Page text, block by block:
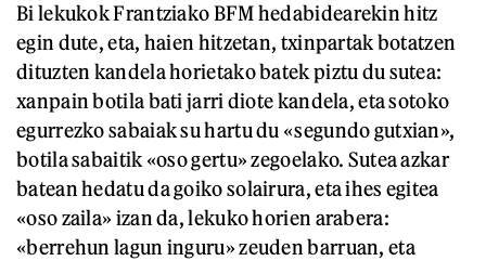
Bi lekukok Frantziako BFM hedabidearekin hitz
egin dute, eta, haien hitzetan, txinpartak botatzen
dituzten kandela horietako batek piztu du sutea:
xanpain botila bati jarri diote kandela, eta sotoko
egurrezko sabaiak su hartu du «segundo gutxian»,
botila sabaitik «oso gertu» zegoelako. Sutea azkar
batean hedatu da goiko solairura, eta ihes egitea
«oso zaila» izan da, lekuko horien arabera:
«berrehun lagun inguru» zeuden barruan, eta